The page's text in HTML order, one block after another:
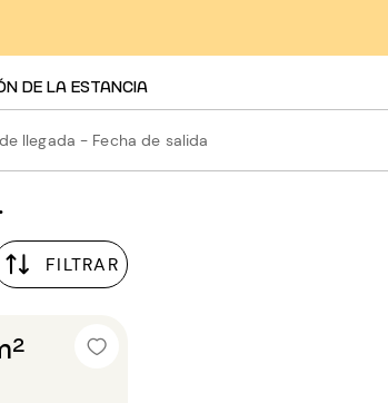
DE LA ESTANCIA
llegada - Fecha de salida
FILTRAR